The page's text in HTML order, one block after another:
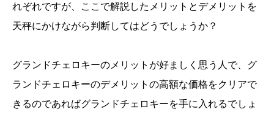
れぞれですが、ここで解説したメリットとデメリットを
天秤にかけながら判断してはどうでしょうか？
グランドチェロキーのメリットが好ましく思う人で、グ
ランドチェロキーのデメリットの高額な価格をクリアで
きるのであればグランドチェロキーを手に入れるでしょ